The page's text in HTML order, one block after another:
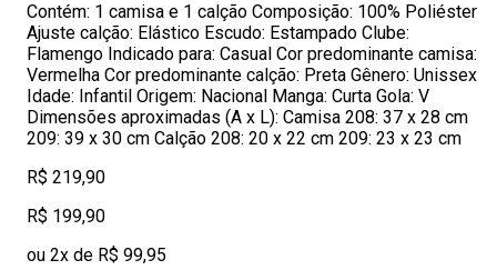
Contém: 1 camisa e 1 calção Composição: 100% Poliéster
Ajuste calção: Elástico Escudo: Estampado Clube:
Flamengo Indicado para: Casual Cor predominante camisa:
Vermelha Cor predominante calção: Preta Gênero: Unissex
Idade: Infantil Origem: Nacional Manga: Curta Gola: V
Dimensões aproximadas (A x L): Camisa 208: 37 x 28 cm
209: 39 x 30 cm Calção 208: 20 x 22 cm 209: 23 x 23 cm
R$ 219,90
R$ 199,90
ou 2x de R$ 99,95